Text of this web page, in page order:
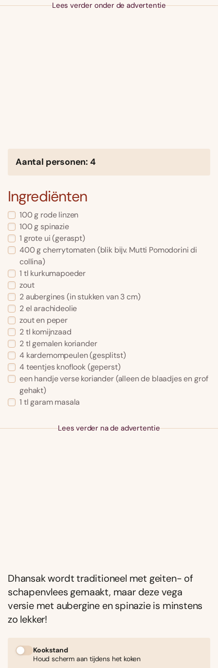
Lees verder onder de advertentie
Aantal personen: 4
Ingrediënten
100 g rode linzen
100 g spinazie
1 grote ui (geraspt)
400 g cherrytomaten (blik bĳv. Mutti Pomodorini di
collina)
1 tl kurkumapoeder
zout
2 aubergines (in stukken van 3 cm)
2 el arachideolie
zout en peper
2 tl komijnzaad
2 tl gemalen koriander
4 kardemompeulen (gesplitst)
4 teentjes knoflook (geperst)
een handje verse koriander (alleen de blaadjes en grof
gehakt)
1 tl garam masala
Lees verder na de advertentie
Dhansak wordt traditioneel met geiten- of
schapenvlees gemaakt, maar deze vega
versie met aubergine en spinazie is minstens
zo lekker!
Kookstand
Houd scherm aan tijdens het koken